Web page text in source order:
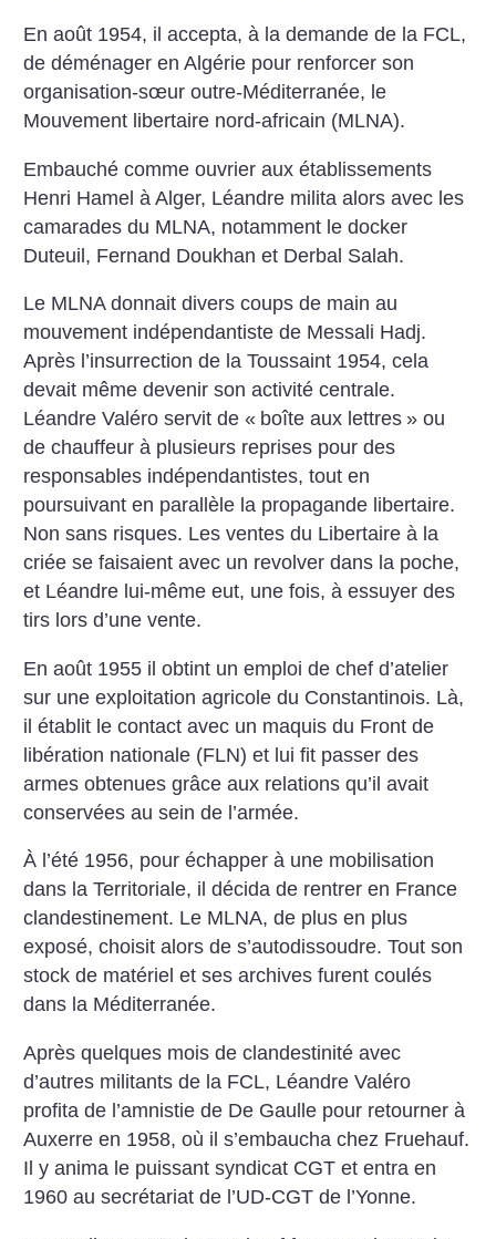
En août 1954, il accepta, à la demande de la FCL,
de déménager en Algérie pour renforcer son
organisation-sœur outre-Méditerranée, le
Mouvement libertaire nord-africain (MLNA).
Embauché comme ouvrier aux établissements
Henri Hamel à Alger, Léandre milita alors avec les
camarades du MLNA, notamment le docker
Duteuil, Fernand Doukhan et Derbal Salah.
Le MLNA donnait divers coups de main au
mouvement indépendantiste de Messali Hadj.
Après l’insurrection de la Toussaint 1954, cela
devait même devenir son activité centrale.
Léandre Valéro servit de « boîte aux lettres » ou
de chauffeur à plusieurs reprises pour des
responsables indépendantistes, tout en
poursuivant en parallèle la propagande libertaire.
Non sans risques. Les ventes du Libertaire à la
criée se faisaient avec un revolver dans la poche,
et Léandre lui-même eut, une fois, à essuyer des
tirs lors d’une vente.
En août 1955 il obtint un emploi de chef d’atelier
sur une exploitation agricole du Constantinois. Là,
il établit le contact avec un maquis du Front de
libération nationale (FLN) et lui fit passer des
armes obtenues grâce aux relations qu’il avait
conservées au sein de l’armée.
À l’été 1956, pour échapper à une mobilisation
dans la Territoriale, il décida de rentrer en France
clandestinement. Le MLNA, de plus en plus
exposé, choisit alors de s’autodissoudre. Tout son
stock de matériel et ses archives furent coulés
dans la Méditerranée.
Après quelques mois de clandestinité avec
d’autres militants de la FCL, Léandre Valéro
profita de l’amnistie de De Gaulle pour retourner à
Auxerre en 1958, où il s’embaucha chez Fruehauf.
Il y anima le puissant syndicat CGT et entra en
1960 au secrétariat de l’UD-CGT de l’Yonne.